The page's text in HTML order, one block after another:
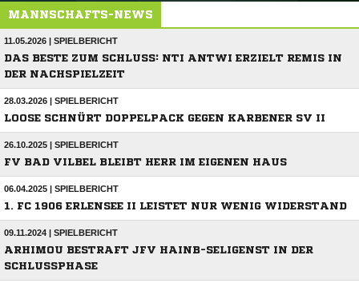
MANNSCHAFTS-NEWS
11.05.2026 | SPIELBERICHT
DAS BESTE ZUM SCHLUSS: NTI ANTWI ERZIELT REMIS IN
DER NACHSPIELZEIT
28.03.2026 | SPIELBERICHT
LOOSE SCHNÜRT DOPPELPACK GEGEN KARBENER SV II
26.10.2025 | SPIELBERICHT
FV BAD VILBEL BLEIBT HERR IM EIGENEN HAUS
06.04.2025 | SPIELBERICHT
1. FC 1906 ERLENSEE II LEISTET NUR WENIG WIDERSTAND
09.11.2024 | SPIELBERICHT
ARHIMOU BESTRAFT JFV HAINB-SELIGENST IN DER
SCHLUSSPHASE